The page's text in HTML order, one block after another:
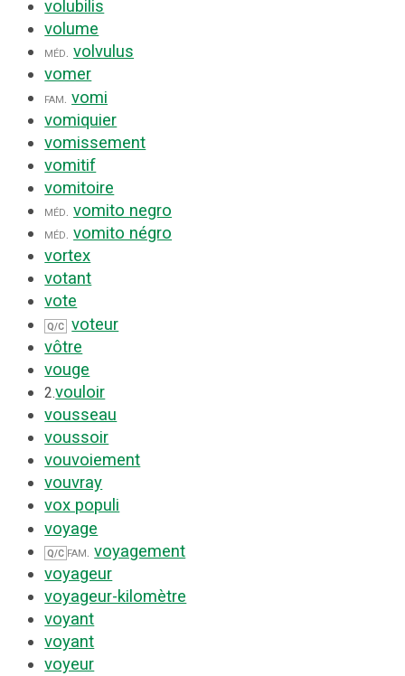
volubilis
volume
méd. volvulus
vomer
fam. vomi
vomiquier
vomissement
vomitif
vomitoire
méd. vomito negro
méd. vomito négro
vortex
votant
vote
Q/C
voteur
vôtre
vouge
2.vouloir
vousseau
voussoir
vouvoiement
vouvray
vox populi
voyage
Q/C fam. voyagement
voyageur
voyageur-kilomètre
voyant
voyant
voyeur